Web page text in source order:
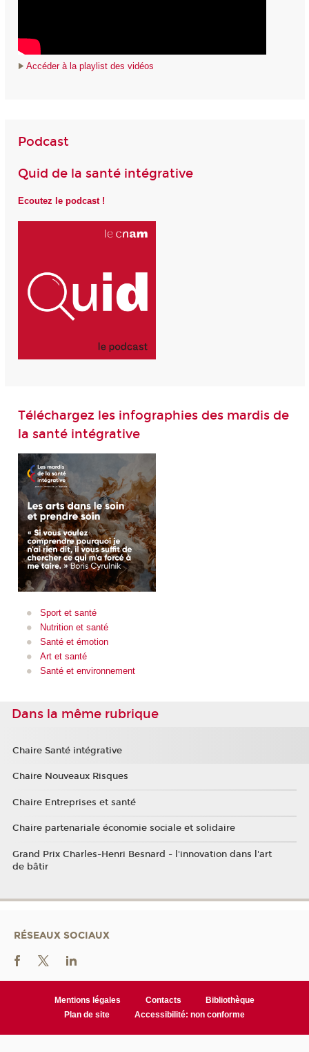
Accéder à la playlist des vidéos
Podcast
Quid de la santé intégrative
Ecoutez le podcast !
Téléchargez les infographies des mardis de
la santé intégrative
Sport et santé
Nutrition et santé
Santé et émotion
Art et santé
Santé et environnement
Dans la même rubrique
Chaire Santé intégrative
Chaire Nouveaux Risques
Chaire Entreprises et santé
Chaire partenariale économie sociale et solidaire
Grand Prix Charles-Henri Besnard - l'innovation dans l'art
de bâtir
RÉSEAUX SOCIAUX
Mentions légales Contacts
Bibliothèque
Plan de site
Accessibilité: non conforme